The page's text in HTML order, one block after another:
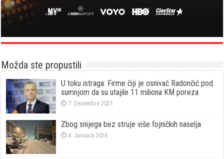
Možda ste propustili
U toku istraga: Firme čiji je osnivač Radončić pod
sumnjom da su utajile 11 miliona KM poreza
7. Decembra 2021.
Zbog snijega bez struje više fojničkih naselja
4. Januara 2026.